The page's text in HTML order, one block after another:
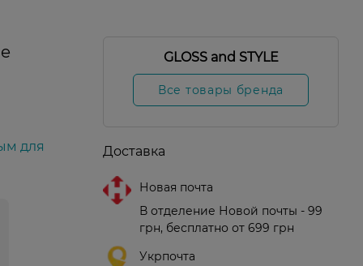
для
GLOSS and STYLE
Все товары бренда
Доставка
Новая почта
В отделение Новой почты - 99
грн, бесплатно от 699 грн
Укрпочта